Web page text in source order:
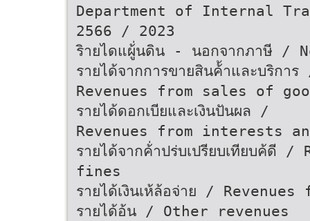
Department of Internal
2566 / 2023
ริายไดแผู้่นดิน - นอกจากภาษี /
รายได้จากการขายสินค้้าและบริกา
Revenues from sales of
รายได้ดอกเบียและเงินปันผล /
Revenues from interests
รายได้จากค้่าปร่บเปรียบเทียบค้
fines
รายได้เงินเห้ล้อจ่าย /
รายได้อ้น / Other revenues